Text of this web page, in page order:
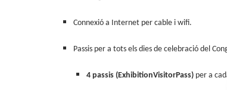
Connexió a Internet per cable i wifi.
Passis per a tots els dies de celebració del
4 passis (ExhibitionVisitorPass) per a